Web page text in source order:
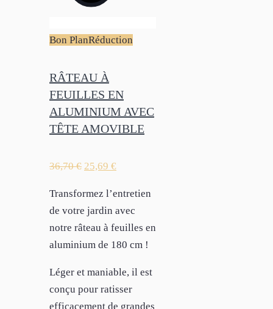
Bon PlanRéduction
RÂTEAU À
FEUILLES EN
ALUMINIUM AVEC
TÊTE AMOVIBLE
36,70€ 25,69 €
Transformez l’entretien
de votre jardin avec
notre râteau à feuilles en
aluminium de 180 cm !
Léger et maniable, il est
conçu pour ratisser
efficacement de grandes